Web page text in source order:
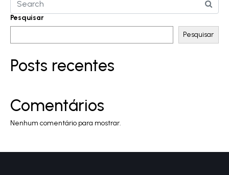
Pesquisar
Pesquisar
Posts recentes
Comentários
Nenhum comentário para mostrar.